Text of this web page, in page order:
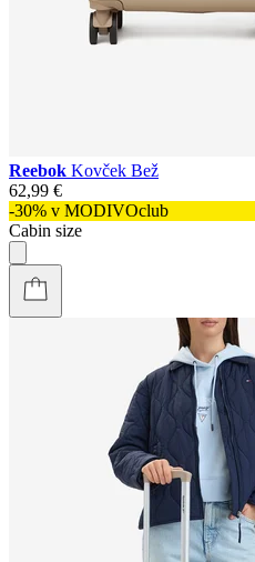
Reebok Kovček Bež
62,99 €
-30% v MODIVOclub
Cabin size